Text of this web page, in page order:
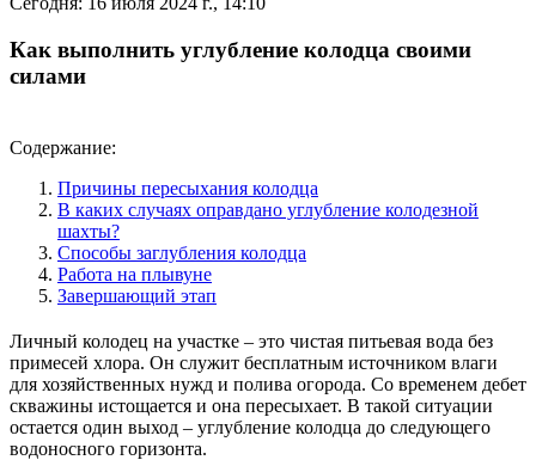
Как выполнить углубление колодца своими
силами
Содержание:
Причины пересыхания колодца
В каких случаях оправдано углубление колодезной
шахты?
Способы заглубления колодца
Работа на плывуне
Завершающий этап
Личный колодец на участке – это чистая питьевая вода без
примесей хлора. Он служит бесплатным источником влаги
для хозяйственных нужд и полива огорода. Со временем дебет
скважины истощается и она пересыхает. В такой ситуации
остается один выход – углубление колодца до следующего
водоносного горизонта.